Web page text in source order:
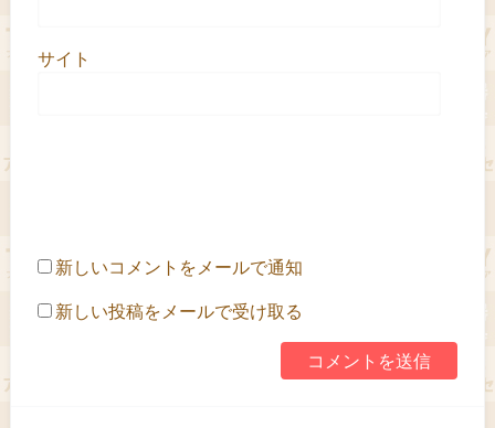
サイト
新しいコメントをメールで通知
新しい投稿をメールで受け取る